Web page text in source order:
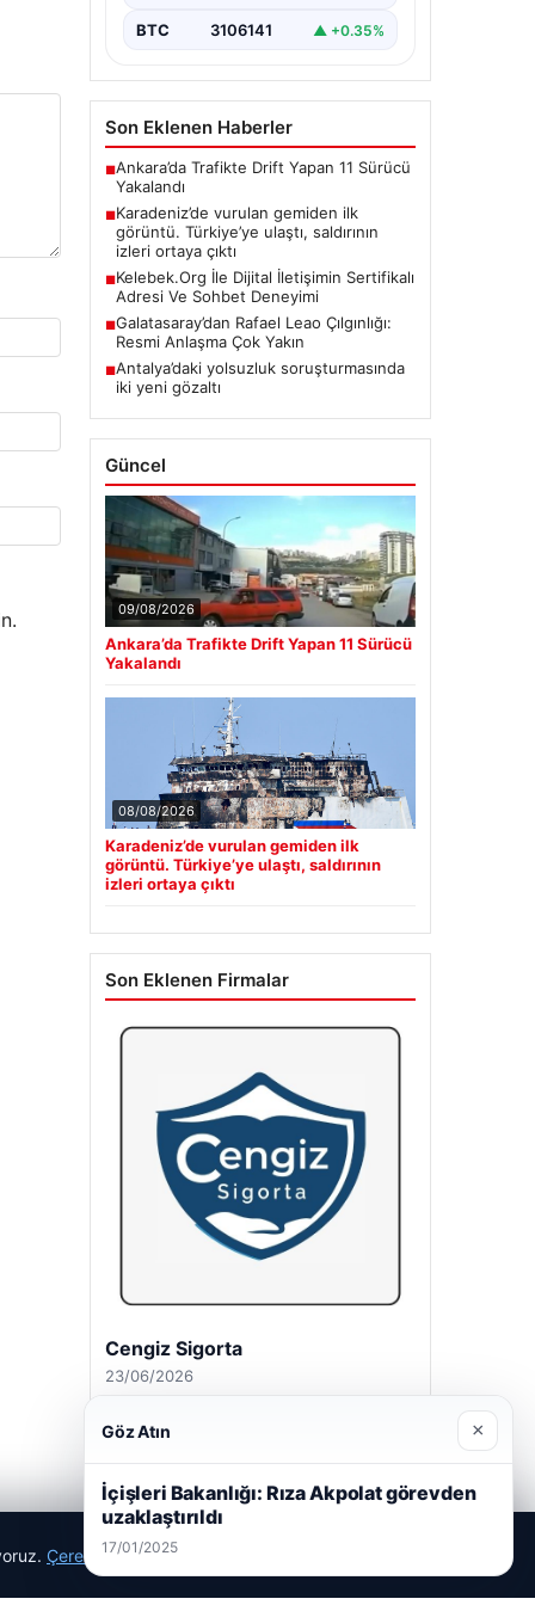
Karadeniz…
BTC 3106141 ▲ +0.35%
Son Eklenen Haberler
■Ankara’da Trafikte Drift Yapan 11 Sürücü
Yakalandı
■Karadeniz’de vurulan gemiden ilk
görüntü. Türkiye’ye ulaştı, saldırının
izleri ortaya çıktı
■Kelebek.Org İle Dijital İletişimin Sertifikalı
Adresi Ve Sohbet Deneyimi
■Galatasaray’dan Rafael Leao Çılgınlığı:
Resmi Anlaşma Çok Yakın
■Antalya’daki yolsuzluk soruşturmasında
iki yeni gözaltı
Güncel
09/08/2026
Ankara’da Trafikte Drift Yapan 11 Sürücü
Yakalandı
08/08/2026
Karadeniz’de vurulan gemiden ilk
görüntü. Türkiye’ye ulaştı, saldırının
izleri ortaya çıktı
Son Eklenen Firmalar
Cengiz Sigorta
23/06/2026
Çerez Politikamız
Göz Atın ×
İçişleri Bakanlığı: Rıza Akpolat görevden
uzaklaştırıldı
17/01/2025